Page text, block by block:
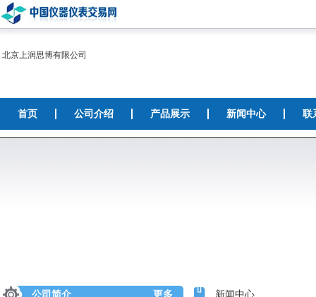
北京上润思博有限公司
首页 公司介绍 产品展示 新闻中心 联
公司简介 更多 新闻中心